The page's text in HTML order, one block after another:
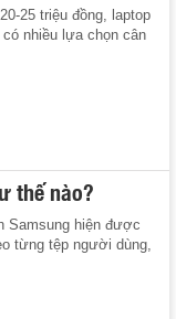
25 triệu đồng, laptop
nhiều lựa chọn cân
thế nào?
Samsung hiện được
từng tệp người dùng,